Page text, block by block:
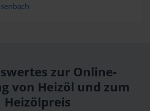
zur Online-
von Heizöl und zum
Heizölpreis